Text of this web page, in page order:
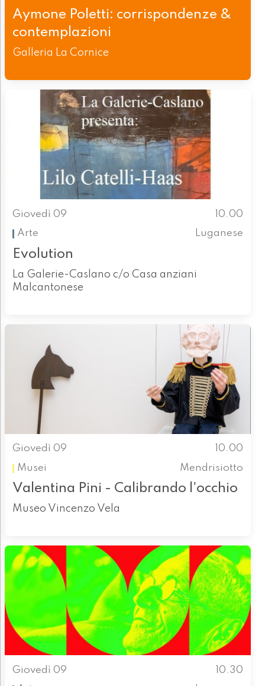
Aymone Poletti: corrispondenze &
contemplazioni
Galleria La Cornice
Giovedì 09
10.00
Arte
Luganese
Evolution
La Galerie-Caslano c/o Casa anziani
Malcantonese
Giovedì 09
10.00
Musei
Mendrisiotto
Valentina Pini - Calibrando l'occhio
Museo Vincenzo Vela
Giovedì 09
10.30